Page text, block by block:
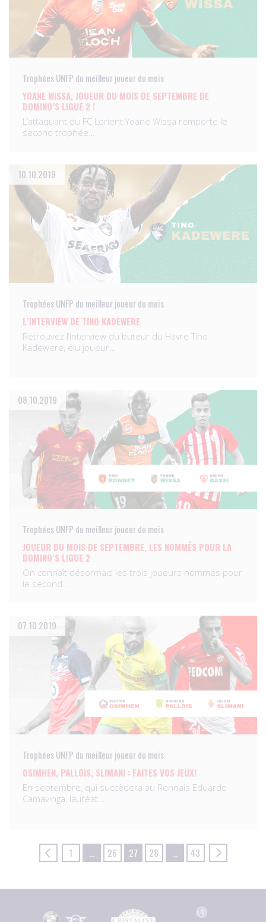
Trophées UNFP du meilleur joueur du mois
YOANE WISSA, JOUEUR DU MOIS DE SEPTEMBRE DE
DOMINO’S LIGUE 2 !
L’attaquant du FC Lorient Yoane Wissa remporte le
second trophée…
10.10.2019
Trophées UNFP du meilleur joueur du mois
L’INTERVIEW DE TINO KADEWERE
Retrouvez l’interview du buteur du Havre Tino
Kadewere, élu joueur…
08.10.2019
Trophées UNFP du meilleur joueur du mois
JOUEUR DU MOIS DE SEPTEMBRE, LES NOMMÉS POUR LA
DOMINO’S LIGUE 2
On connaît désormais les trois joueurs nommés pour
le second…
07.10.2019
Trophées UNFP du meilleur joueur du mois
OSIMHEN, PALLOIS, SLIMANI : FAITES VOS JEUX!
En septembre, qui succèdera au Rennais Eduardo
Camavinga, lauréat…
1 … 26 27 28 … 43